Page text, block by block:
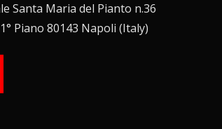
Santa Maria del Pianto n.36
Piano 80143 Napoli (Italy)